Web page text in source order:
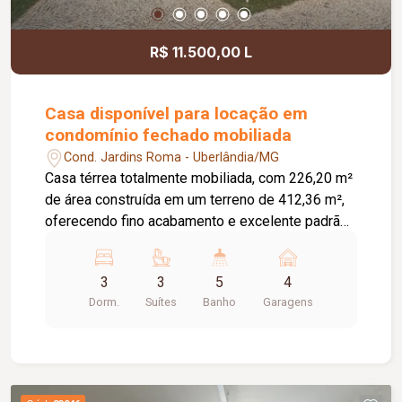
R$ 11.500,00 L
Casa disponível para locação em
condomínio fechado mobiliada
Cond. Jardins Roma - Uberlândia/MG
Casa térrea totalmente mobiliada, com 226,20 m²
de área construída em um terreno de 412,36 m²,
oferecendo fino acabamento e excelente padrão
em três ambientes, 3 suítes com ar-
condicionado, sendo uma suíte máster com
closet, escritório, lavabo, cozinha totalmente
fotovoltaica, aquecimento solar de água, conexão
3
Dorm.
3
Suítes
5
Banho
4
Garagens